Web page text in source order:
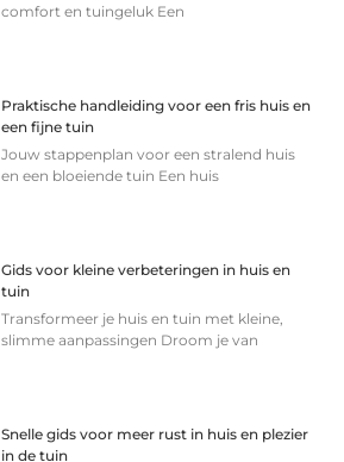
comfort en tuingeluk Een
Praktische handleiding voor een fris huis en
een fijne tuin
Jouw stappenplan voor een stralend huis
en een bloeiende tuin Een huis
Gids voor kleine verbeteringen in huis en
tuin
Transformeer je huis en tuin met kleine,
slimme aanpassingen Droom je van
Snelle gids voor meer rust in huis en plezier
in de tuin